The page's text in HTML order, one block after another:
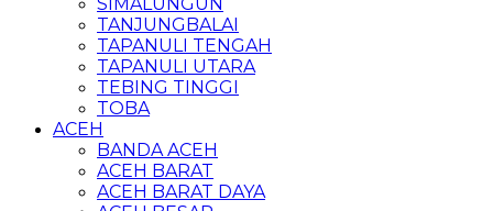
TANJUNGBALAI
TAPANULI TENGAH
TAPANULI UTARA
TEBING TINGGI
TOBA
ACEH
BANDA ACEH
ACEH BARAT
ACEH BARAT DAYA